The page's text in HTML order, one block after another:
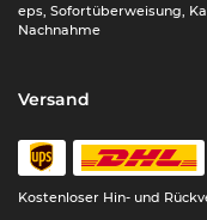
eps, Sofortüberweisung,
Nachnahme
Versand
Kostenloser Hin- und